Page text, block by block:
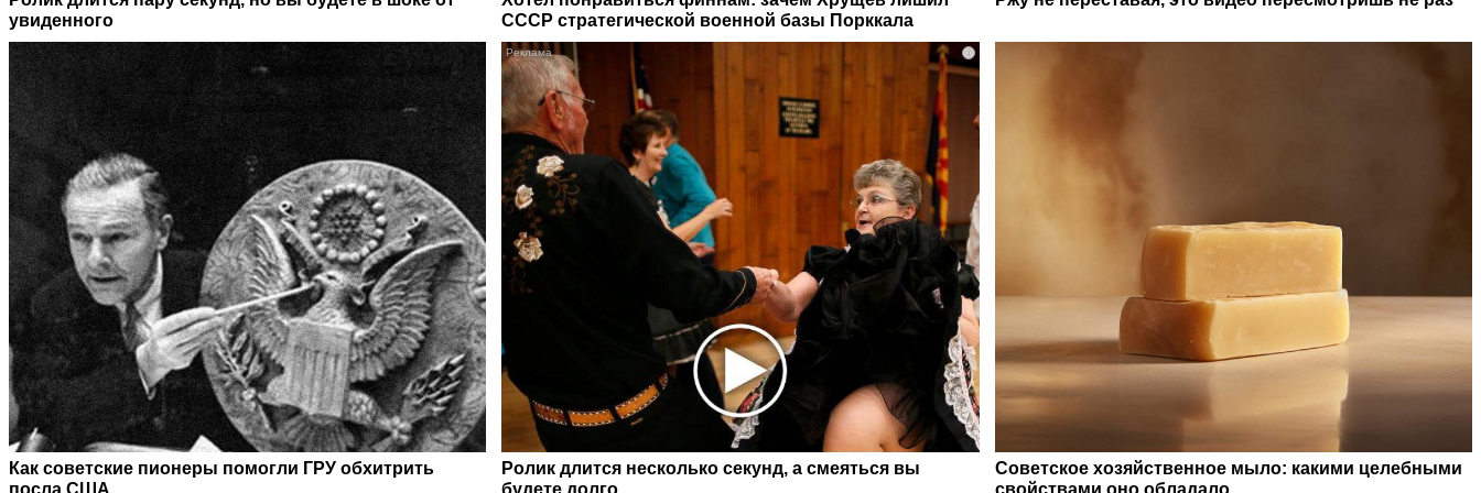
увиденного
СССР стратегической военной базы Порккала
Как советские пионеры помогли ГРУ обхитрить
посла США
i
Ролик длится несколько секунд, а смеяться вы
будете долго
Советское хозяйственное мыло: какими целебными
свойствами оно обладало